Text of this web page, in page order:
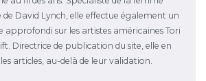
David Lynch, elle effectue également un
approfondi sur les artistes américaines Tori
Directrice de publication du site, elle en
articles, au-delà de leur validation.